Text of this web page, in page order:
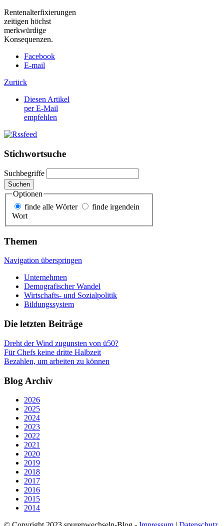
Rentenalterfixierungen
zeitigen höchst
merkwürdige
Konsequenzen.
Facebook
E-mail
Zurück
Diesen Artikel
per E-Mail
empfehlen
Stichwortsuche
Suchbegriffe
Suchen
Optionen
finde alle Wörter
finde irgendein
Wort
Themen
Navigation überspringen
Unternehmen
Demografischer Wandel
Wirtschafts- und Sozialpolitik
Bildungssystem
Die letzten Beiträge
Dreht der Wind zugunsten von ü50?
Für Chefs keine dritte Halbzeit
Bezahlen, um arbeiten zu können
Blog Archiv
2026
2025
2024
2023
2022
2021
2020
2019
2018
2017
2016
2015
2014